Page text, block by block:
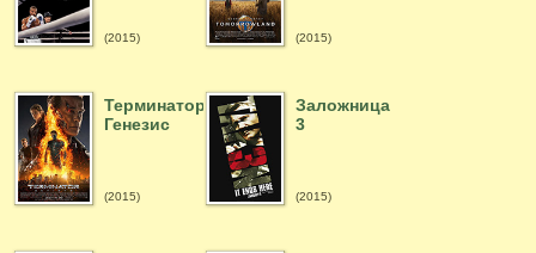
(2015) (2015)
Терминатор:
Генезис
(2015)
Заложница
3
(2015)